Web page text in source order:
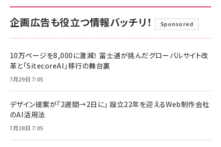
企画広告も役立つ情報バッチリ！ Sponsored
10万ページを8,000に激減！ 富士通が挑んだグローバルサイト改
革と「SitecoreAI」移行の舞台裏
7月29日 7:05
デザイン提案が「2週間→2日に」 設立22年を迎えるWeb制作会社
のAI活用法
7月28日 7:05